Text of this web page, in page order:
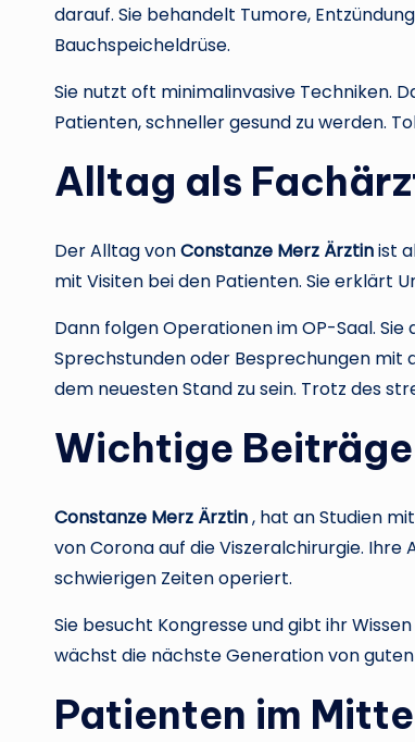
darauf. Sie behandelt Tumore,
Bauchspeicheldrüse.
Sie nutzt oft minimalinvasive Techniken.
Patienten, schneller gesund zu werden.
Alltag als
Der Alltag vonConstanze Merz Ärztinist
mit Visiten bei den Patienten. Sie erklärt
Dann folgen Operationen im OP-Saal.
Sprechstunden oder Besprechungen mit
dem neuesten Stand zu sein. Trotz des
Wichtige
Constanze Merz Ärztin, hat an Studien
von Corona auf die Viszeralchirurgie.
schwierigen Zeiten operiert.
Sie besucht Kongresse und gibt ihr
wächst die nächste Generation von
Patienten im